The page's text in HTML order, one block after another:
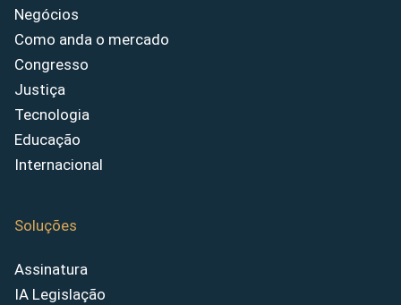
Negócios
Como anda o mercado
Congresso
Justiça
Tecnologia
Educação
Internacional
Soluções
Assinatura
IA Legislação